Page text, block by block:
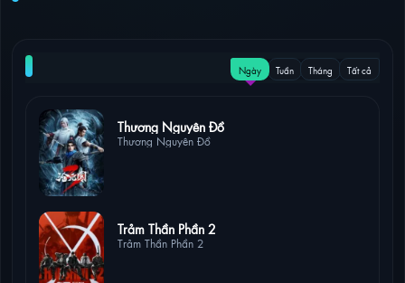
NỔI BẬT Ngày Tuần Tháng Tất cả
Thương Nguyên Đồ
Thương Nguyên Đồ
Trảm Thần Phần 2
Trảm Thần Phần 2